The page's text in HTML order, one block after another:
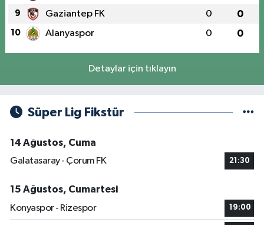
9 Gaziantep FK 0 0
10 Alanyaspor 0 0
Detaylar için tıklayın
Süper Lig Fikstür
14 Ağustos, Cuma
Galatasaray - Çorum FK
21:30
15 Ağustos, Cumartesi
Konyaspor - Rizespor
19:00